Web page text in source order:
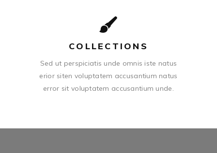
COLLECTIONS
Sed ut perspiciatis unde omnis iste natus
erior siten voluptatem accusantium natus
error sit voluptatem accusantium unde.